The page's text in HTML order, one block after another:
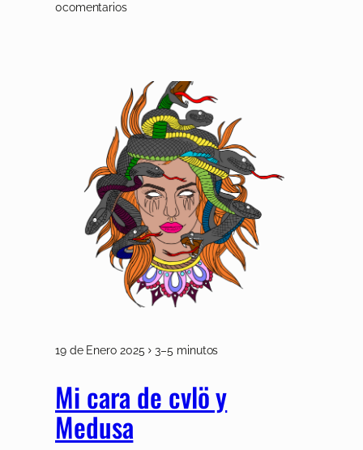
0comentarios
19 de Enero 2025 3–5 minutos
Mi cara de cvlö y
Medusa